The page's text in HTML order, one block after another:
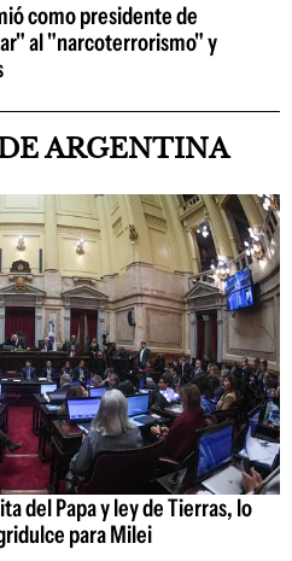
como presidente de
al "narcoterrorismo" y
ARGENTINA
del Papa y ley de Tierras, lo
para Milei